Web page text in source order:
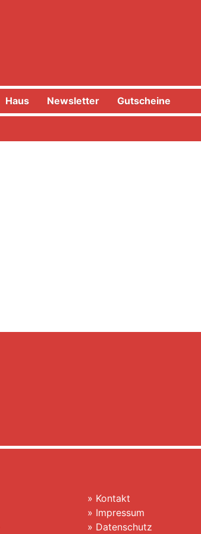
Haus Newsletter Gutscheine
» Kontakt
» Impressum
» Datenschutz